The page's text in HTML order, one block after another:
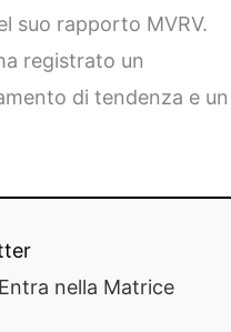
suo rapporto MVRV.
registrato un
di tendenza e un
nella Matrice